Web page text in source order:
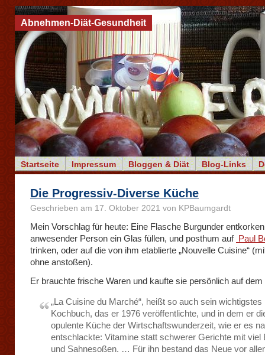
Startseite Impressum Bloggen & Diät Blog-Links
Abnehmen-Diät-Gesundheit
Die Progressiv-Diverse Küche
Geschrieben am 17. Oktober 2021 von KPBaumgardt
Mein Vorschlag für heute: Eine Flasche Burgunder
anwesender Person ein Glas füllen, und posthum auf Paul
trinken, oder auf die von ihm etablierte „Nouvelle Cuisine“
ohne anstoßen).
Er brauchte frische Waren und kaufte sie persönlich auf
„La Cuisine du Marché“, heißt so auch sein wichtigstes
Kochbuch, das er 1976 veröffentlichte, und in dem er
opulente Küche der Wirtschaftswunderzeit, wie er es
entschlackte: Vitamine statt schwerer Gerichte mit viel
und Sahnesoßen. … Für ihn bestand das Neue vor